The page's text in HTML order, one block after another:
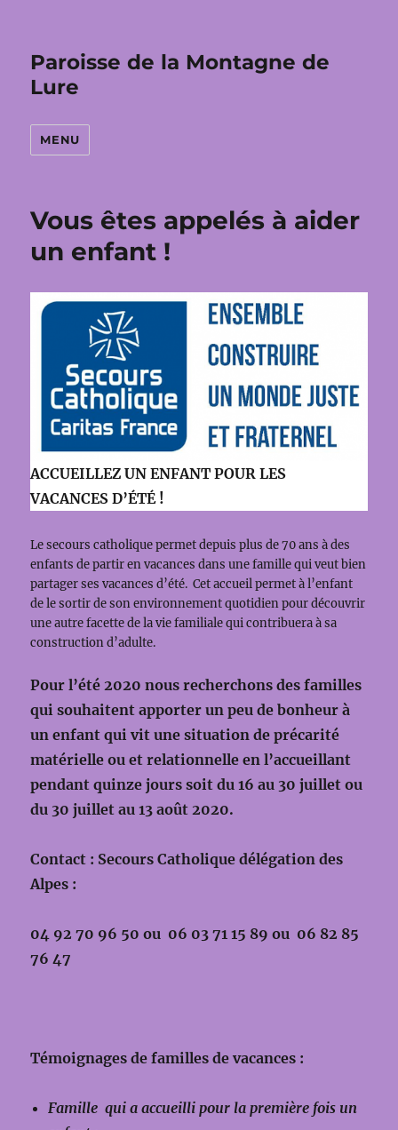
Paroisse de la Montagne de
Lure
MENU
Vous êtes appelés à aider
un enfant !
ACCUEILLEZ UN ENFANT POUR LES
VACANCES D’ÉTÉ !
Le secours catholique permet depuis plus de 70 ans à des
enfants de partir en vacances dans une famille qui veut bien
partager ses vacances d’été. Cet accueil permet à l’enfant
de le sortir de son environnement quotidien pour découvrir
une autre facette de la vie familiale qui contribuera à sa
construction d’adulte.
Pour l’été 2020 nous recherchons des familles
qui souhaitent apporter un peu de bonheur à
un enfant qui vit une situation de précarité
matérielle ou et relationnelle en l’accueillant
pendant quinze jours soit du 16 au 30 juillet ou
du 30 juillet au 13 août 2020.
Contact : Secours Catholique délégation des
Alpes :
04 92 70 96 50 ou 06 03 71 15 89 ou 06 82 85
76 47
Témoignages de familles de vacances :
Famille qui a accueilli pour la première fois un